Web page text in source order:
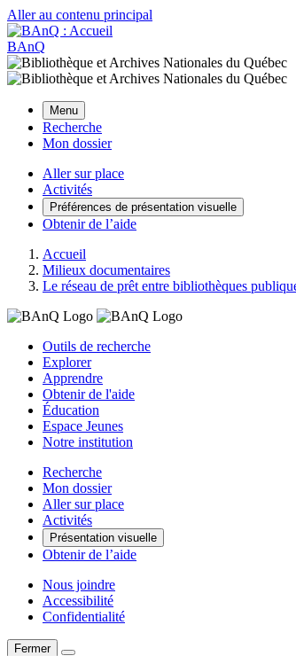
Aller au contenu principal
BAnQ
Menu
Recherche
Mon dossier
Aller sur place
Activités
Préférences de présentation visuelle
Obtenir de l’aide
Accueil
Milieux documentaires
Le réseau de prêt entre bibliothèques
Outils de recherche
Explorer
Apprendre
Obtenir de l'aide
Éducation
Espace Jeunes
Notre institution
Recherche
Mon dossier
Aller sur place
Activités
Présentation visuelle
Obtenir de l’aide
Nous joindre
Accessibilité
Confidentialité
Fermer